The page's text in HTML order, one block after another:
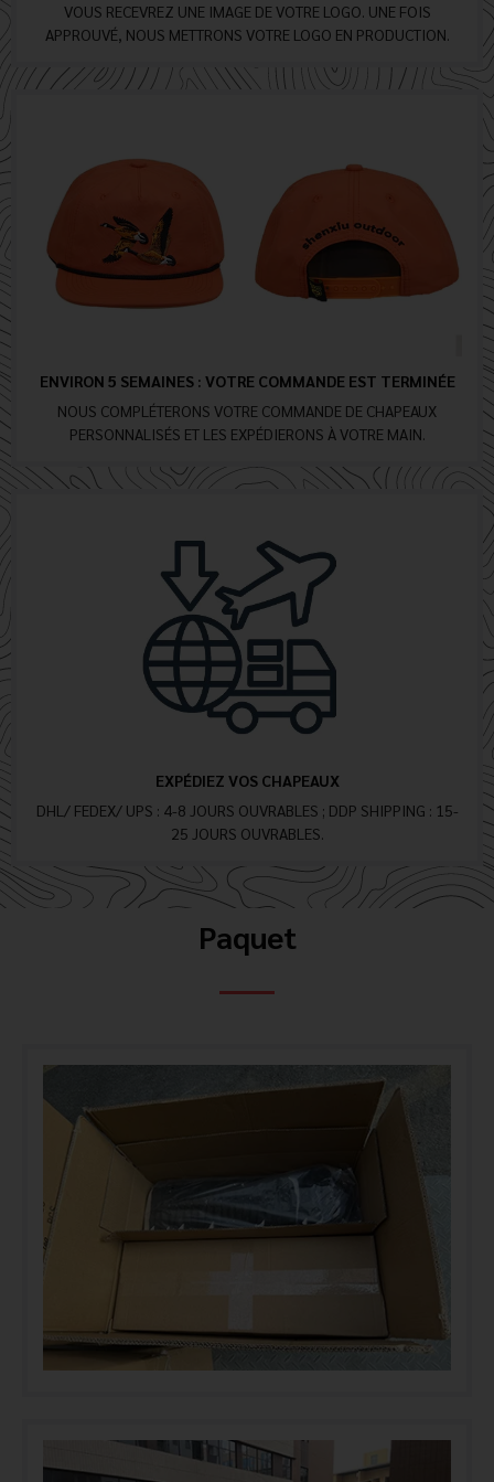
VOUS RECEVREZ UNE IMAGE DE VOTRE LOGO. UNE FOIS
APPROUVÉ, NOUS METTRONS VOTRE LOGO EN PRODUCTION.
ENVIRON 5 SEMAINES : VOTRE COMMANDE EST TERMINÉE
NOUS COMPLÉTERONS VOTRE COMMANDE DE CHAPEAUX
PERSONNALISÉS ET LES EXPÉDIERONS À VOTRE MAIN.
EXPÉDIEZ VOS CHAPEAUX
DHL/ FEDEX/ UPS : 4-8 JOURS OUVRABLES ; DDP SHIPPING : 15-
25 JOURS OUVRABLES.
Paquet